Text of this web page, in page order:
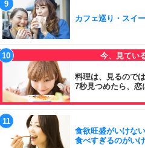
カフェ巡り・スイ
料理は、見るので
7秒見つめたら、恋
食欲旺盛がいけな
食べすぎるのがいけ